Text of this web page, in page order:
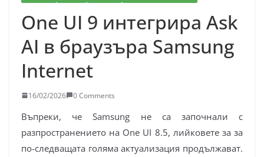
One UI 9 интегрира Ask
AI в браузъра Samsung
Internet
16/02/2026 0 Comments
Въпреки, че Samsung не са започнали с
разпространението на One UI 8.5, лийковете за за
по-следващата голяма актуализация продължават.